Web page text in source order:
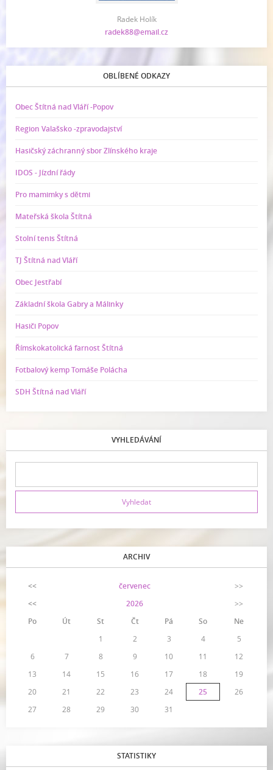
Radek Holík
radek88@email.cz
OBLÍBENÉ ODKAZY
Obec Štítná nad Vláří -Popov
Region Valašsko -zpravodajství
Hasičský záchranný sbor Zlínského kraje
IDOS - Jízdní řády
Pro mamimky s dětmi
Mateřská škola Štítná
Stolní tenis Štítná
TJ Štítná nad Vláří
Obec Jestřabí
Základní škola Gabry a Málinky
Hasiči Popov
Římskokatolická farnost Štítná
Fotbalový kemp Tomáše Polácha
SDH Štítná nad Vláří
VYHLEDÁVÁNÍ
ARCHIV
<< červenec
>>
<<
2026
>>
Po
Út St Čt Pá So
Ne
1
2 3 4
5
6
7 8 9 10 11
12
13
14 15 16 17 18
19
20
21 22 23 24 25
26
27
28 29 30 31
STATISTIKY